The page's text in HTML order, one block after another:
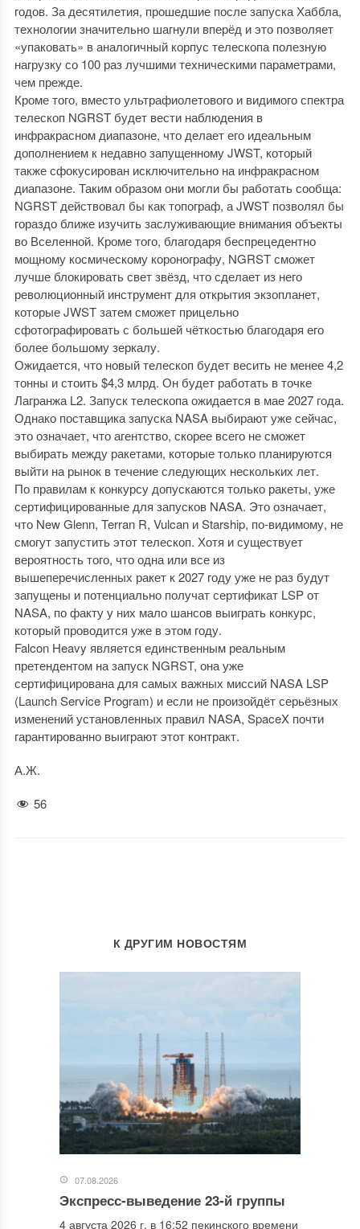
годов. За десятилетия, прошедшие после запуска Хаббла,
технологии значительно шагнули вперёд и это позволяет
«упаковать» в аналогичный корпус телескопа полезную
нагрузку со 100 раз лучшими техническими параметрами,
чем прежде.
Кроме того, вместо ультрафиолетового и видимого спектра
телескоп NGRST будет вести наблюдения в
инфракрасном диапазоне, что делает его идеальным
дополнением к недавно запущенному JWST, который
также сфокусирован исключительно на инфракрасном
диапазоне. Таким образом они могли бы работать сообща:
NGRST действовал бы как топограф, а JWST позволял бы
гораздо ближе изучить заслуживающие внимания объекты
во Вселенной. Кроме того, благодаря беспрецедентно
мощному космическому коронографу, NGRST сможет
лучше блокировать свет звёзд, что сделает из него
революционный инструмент для открытия экзопланет,
которые JWST затем сможет прицельно
сфотографировать с большей чёткостью благодаря его
более большому зеркалу.
Ожидается, что новый телескоп будет весить не менее 4,2
тонны и стоить $4,3 млрд. Он будет работать в точке
Лагранжа L2. Запуск телескопа ожидается в мае 2027 года.
Однако поставщика запуска NASA выбирают уже сейчас,
это означает, что агентство, скорее всего не сможет
выбирать между ракетами, которые только планируются
выйти на рынок в течение следующих нескольких лет.
По правилам к конкурсу допускаются только ракеты, уже
сертифицированные для запусков NASA. Это означает,
что New Glenn, Terran R, Vulcan и Starship, по-видимому, не
смогут запустить этот телескоп. Хотя и существует
вероятность того, что одна или все из
вышеперечисленных ракет к 2027 году уже не раз будут
запущены и потенциально получат сертификат LSP от
NASA, по факту у них мало шансов выиграть конкурс,
который проводится уже в этом году.
Falcon Heavy является единственным реальным
претендентом на запуск NGRST, она уже
сертифицирована для самых важных миссий NASA LSP
(Launch Service Program) и если не произойдёт серьёзных
изменений установленных правил NASA, SpaceX почти
гарантированно выиграют этот контракт.
А.Ж.
56
К ДРУГИМ НОВОСТЯМ
07.08.2026
Экспресс-выведение 23-й группы
4 августа 2026 г. в 16:52 пекинского времени